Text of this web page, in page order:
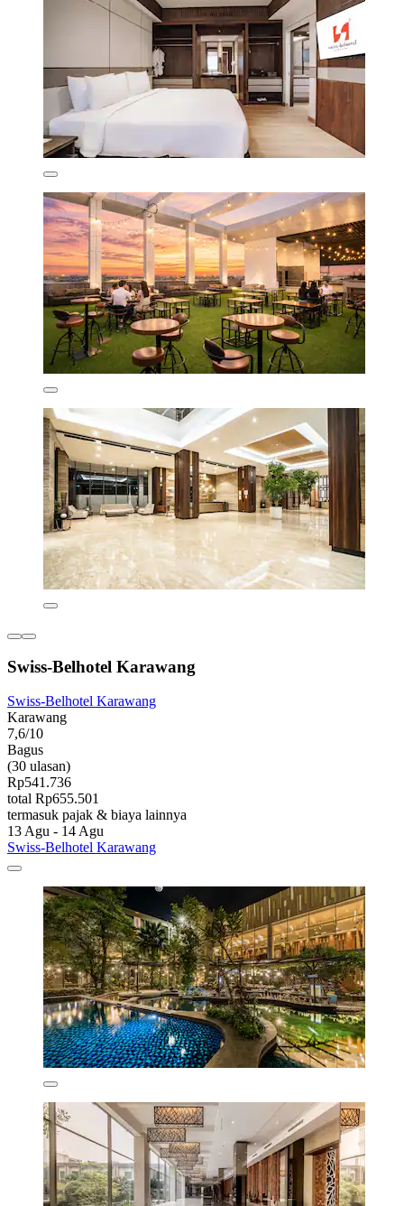
Swiss-Belhotel Karawang
Swiss-Belhotel Karawang
Karawang
7,6/10
Bagus
(30 ulasan)
Rp541.736
total Rp655.501
termasuk pajak & biaya lainnya
13 Agu - 14 Agu
Swiss-Belhotel Karawang